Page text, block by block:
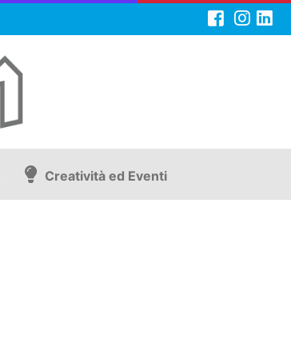
Creatività ed Eventi